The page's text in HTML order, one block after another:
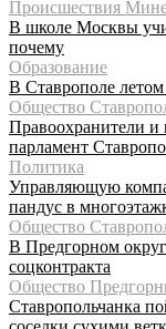
Происшествия
В школе Москвы
почему
Образование
В Ставрополе
Общество
Правоохранители и
парламент
Политика
Управляющую
пандус в
Общество
В Предгорном
соцконтракта
Общество
Ставропольчанка